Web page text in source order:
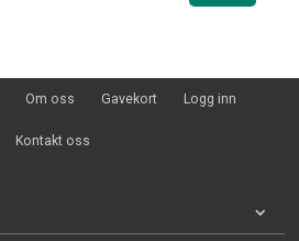
Om oss Gavekort Logg inn
Kontakt oss